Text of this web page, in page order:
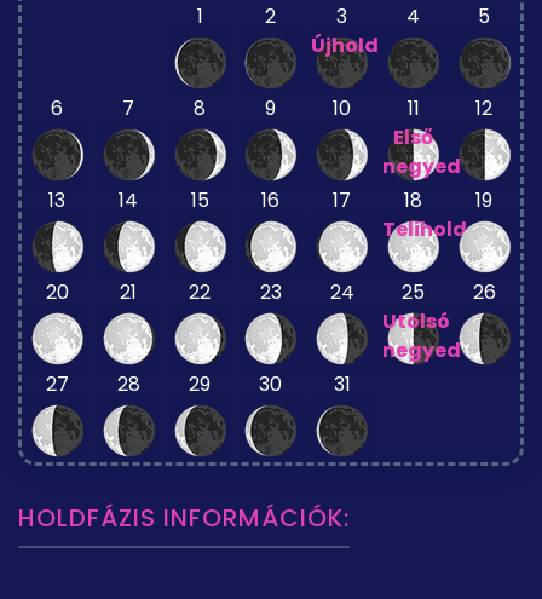
1 2
3
Újhold
4 5
6 7 8 9 10
11
Első
negyed
12
13 14 15 16 17
18
Telihold
19
20 21 22 23 24
25
Utolsó
negyed
26
27 28 29 30 31
HOLDFÁZIS INFORMÁCIÓK: